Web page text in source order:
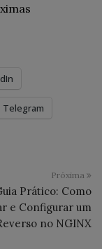
Telegram
Próxima
Prático: Como
e Configurar um
no NGINX